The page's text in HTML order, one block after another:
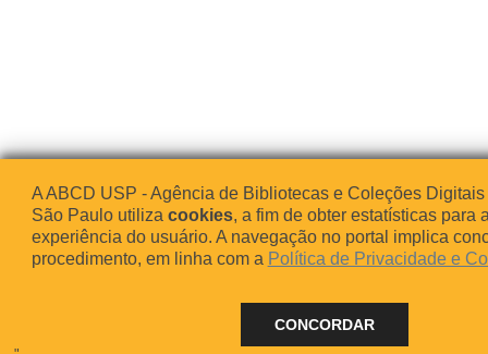
A ABCD USP - Agência de Bibliotecas e Coleções
São Paulo utiliza cookies, a fim de obter estatísticas para
experiência do usuário. A navegação no portal implica
procedimento, em linha com a Política de Privacidade e
CONCORDAR